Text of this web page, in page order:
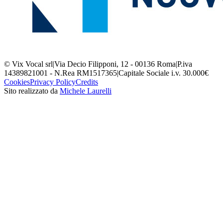
© Vix Vocal srl|Via Decio Filipponi, 12 - 00136 Roma|P.iva
14389821001 - N.Rea RM1517365|Capitale Sociale i.v. 30.000€
CookiesPrivacy PolicyCredits
Sito realizzato da Michele Laurelli